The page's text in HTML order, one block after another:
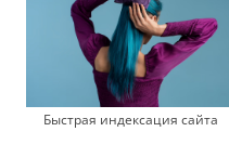
Быстрая индексация сайта